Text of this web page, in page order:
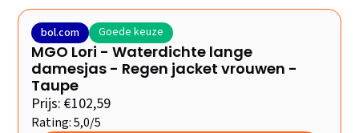
bol.com Goede keuze
MGO Lori - Waterdichte lange
damesjas - Regen jacket vrouwen -
Taupe
Prijs: €102,59
Rating: 5,0/5